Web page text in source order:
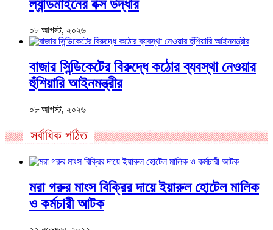
ল্যান্ডমাইনের বক্স উদ্ধার
০৮ আগস্ট, ২০২৬
বাজার সিন্ডিকেটের বিরুদ্ধে কঠোর ব্যবস্থা নেওয়ার
হুঁশিয়ারি আইনমন্ত্রীর
০৮ আগস্ট, ২০২৬
সর্বাধিক পঠিত
মরা গরুর মাংস বিক্রির দায়ে ইয়ারুল হোটেল মালিক
ও কর্মচারী আটক